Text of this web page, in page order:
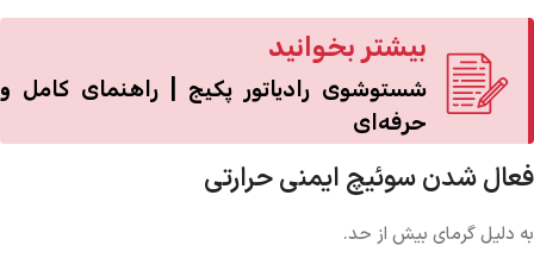
بیشتر بخوانید
شستوشوی رادیاتور پکیج | راهنمای کامل و
حرفه‌ای
فعال شدن سوئیچ ایمنی حرارتی
به دلیل گرمای بیش از حد.